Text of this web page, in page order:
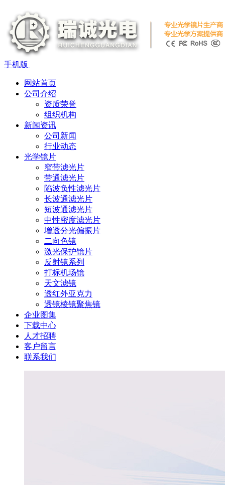
手机版
网站首页
公司介绍
资质荣誉
组织机构
新闻资讯
公司新闻
行业动态
光学镜片
窄带滤光片
带通滤光片
陷波负性滤光片
长波通滤光片
短波通滤光片
中性密度滤光片
增透分光偏振片
二向色镜
激光保护镜片
反射镜系列
打标机场镜
天文滤镜
透红外亚克力
透镜棱镜聚焦镜
企业图集
下载中心
人才招聘
客户留言
联系我们